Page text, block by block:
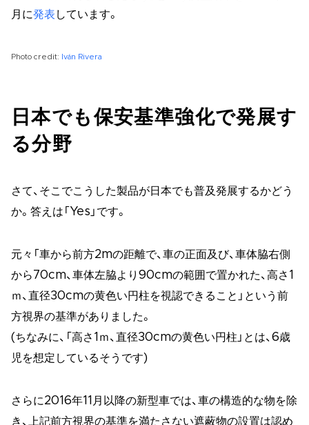
月に発表 しています。
Photo credit: Iván Rivera
日本でも保安基準強化で発展す
る分野
さて、そこでこうした製品が日本でも普及発展するかどう
か。答えは「Yes」です。
元々「車から前方2mの距離で、車の正面及び、車体脇右側
から70cm、車体左脇より90cmの範囲で置かれた、高さ1
ｍ、直径30cmの黄色い円柱を視認できること」という前
方視界の基準がありました。
(ちなみに、「高さ1ｍ、直径30cmの黄色い円柱」とは、6歳
児を想定しているそうです)
さらに2016年11月以降の新型車では、車の構造的な物を除
き、上記前方視界の基準を満たさない遮蔽物の設置は認め